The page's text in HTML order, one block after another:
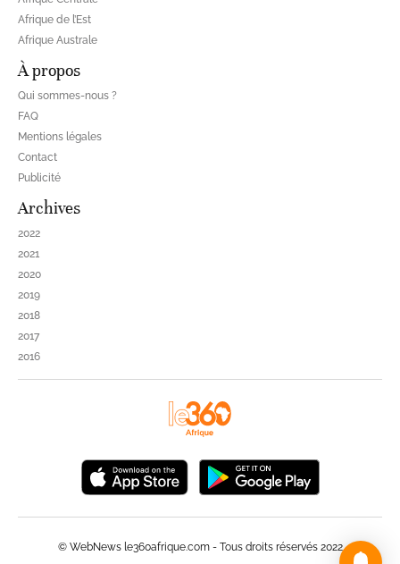
Afrique de l’Est
Afrique Australe
À propos
Qui sommes-nous ?
FAQ
Mentions légales
Contact
Publicité
Archives
2022
2021
2020
2019
2018
2017
2016
© WebNews le360afrique.com - Tous droits réservés 2022